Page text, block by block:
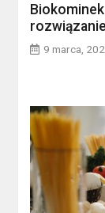
rozwiązanie
9 marca,